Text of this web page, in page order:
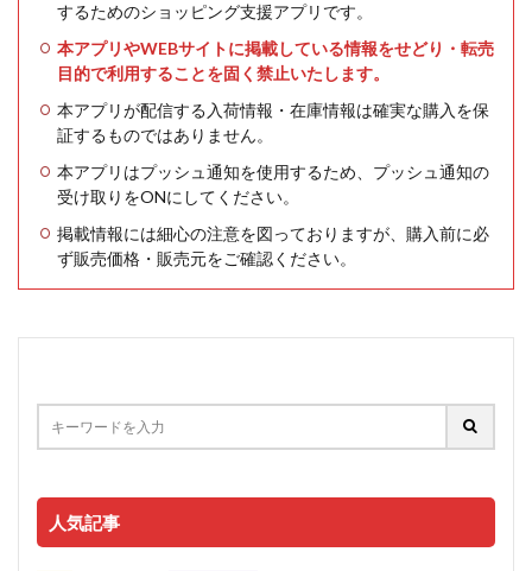
するためのショッピング支援アプリです。
本アプリやWEBサイトに掲載している情報をせどり・転売
目的で利用することを固く禁止いたします。
本アプリが配信する入荷情報・在庫情報は確実な購入を保
証するものではありません。
本アプリはプッシュ通知を使用するため、プッシュ通知の
受け取りをONにしてください。
掲載情報には細心の注意を図っておりますが、購入前に必
ず販売価格・販売元をご確認ください。
人気記事